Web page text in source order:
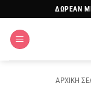
στο
περιεχόμενο
ΔΩΡΕΑΝ
ΑΡΧΙΚΗ